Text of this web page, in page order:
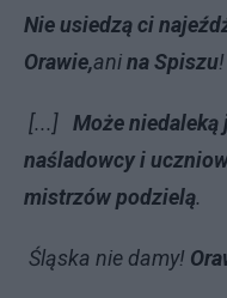
Nie usiedzą ci
Orawie,anina Spiszu!
[...] Może niedaleką
naśladowcy i
mistrzów podzielą.
Śląska nie damy!